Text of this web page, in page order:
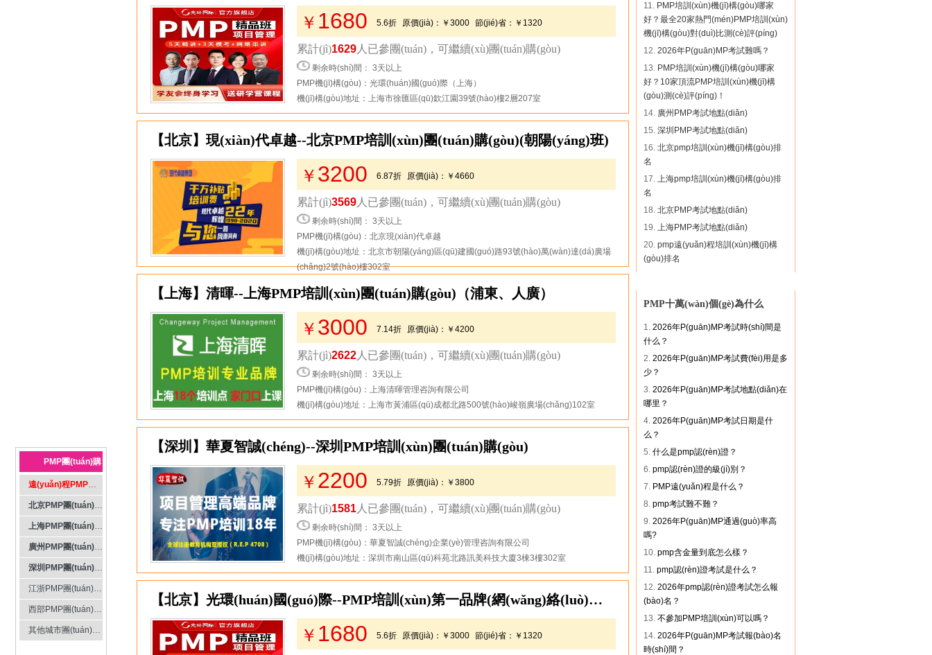
￥ 1680 5.6折 原價(jià)： ￥3000 節(jié)省： ￥1320
累計(jì)1629 人已參團(tuán)，可繼續(xù)團(tuán)購(gòu)
剩余時(shí)間： 3天以上
PMP機(jī)構(gòu)：光環(huán)國(guó)際（上海）
機(jī)構(gòu)地址：上海市徐匯區(qū)欽江園39號(hào)樓2層207室
6
【北京】現(xiàn)代卓越--北京PMP培訓(xùn)團(tuán)購(gòu)(朝陽(yáng)班)
￥ 3200 6.87折 原價(jià)： ￥4660
節(jié)省：￥1460
累計(jì)3569 人已參團(tuán)，可繼續(xù)團(tuán)購(gòu)
剩余時(shí)間： 3天以上
PMP機(jī)構(gòu)：北京現(xiàn)代卓越
機(jī)構(gòu)地址：北京市朝陽(yáng)區(qū)建國(guó)路93號(hào)萬(wàn)達(dá)廣場
(chǎng)2號(hào)樓302室
7
【上海】清暉--上海PMP培訓(xùn)團(tuán)購(gòu)（浦東、人廣）
￥ 3000 7.14折 原價(jià)： ￥4200
節(jié)省：￥1200
累計(jì)2622 人已參團(tuán)，可繼續(xù)團(tuán)購(gòu)
剩余時(shí)間： 3天以上
PMP機(jī)構(gòu)：上海清暉管理咨詢有限公司
機(jī)構(gòu)地址：上海市黃浦區(qū)成都北路500號(hào)峻嶺廣場(chǎng)102室
8
【深圳】華夏智誠(chéng)--深圳PMP培訓(xùn)團(tuán)購(gòu)
￥ 2200 5.79折 原價(jià)： ￥3800
節(jié)省：￥1600
累計(jì)1581 人已參團(tuán)，可繼續(xù)團(tuán)購(gòu)
剩余時(shí)間： 3天以上
PMP機(jī)構(gòu)：華夏智誠(chéng)企業(yè)管理咨詢有限公司
機(jī)構(gòu)地址：深圳市南山區(qū)科苑北路訊美科技大廈3棟3樓302室
9
【北京】光環(huán)國(guó)際--PMP培訓(xùn)第一品牌(網(wǎng)絡(luò)精品班)
￥ 1680 5.6折 原價(jià)： ￥3000 節(jié)省： ￥1320
王** 136****8532 團(tuán)購(gòu)光
環(huán)PMP
鞏** 136****9918 團(tuán)購(gòu)巨
龍PMP
劉** 183****1139 團(tuán)購(gòu)清
暉PMP
周** 159****6555 團(tuán)購(gòu)光
魏** 181****9561 團(tuán)購(gòu)卓
越PMP
張** 158****6284 團(tuán)購(gòu)光
環(huán)PMP
周** 137****8342 團(tuán)購(gòu)光
環(huán)PMP
龍PMP
黃** 162****1256 團(tuán)購(gòu)卓
越PMP
張** 139****1228 團(tuán)購(gòu)光
夏PMP
胡** 138****3664 團(tuán)購(gòu)卓
越PMP
程** 139****6295 團(tuán)購(gòu)光
環(huán)PMP
趙** 158****7037 團(tuán)購(gòu)清
李** 138****6031 團(tuán)購(gòu)光
環(huán)PMP
林** 185****9267 團(tuán)購(gòu)光
環(huán)PMP
林** 137****8961 團(tuán)購(gòu)清
暉PMP
環(huán)PMP
閆** 136****0923 團(tuán)購(gòu)時
(shí)代PMP
陳** 155****6891 團(tuán)購(gòu)巨
龍PMP
越PMP
駱** 181****2584 團(tuán)購(gòu)光
環(huán)PMP
沈** 158****2587 團(tuán)購(gòu)光
環(huán)PMP
張** 156****3269 團(tuán)購(gòu)卓
11. PMP培訓(xùn)機(jī)構(gòu)哪家
好？最全20家熱門(mén)PMP培訓(xùn)
機(jī)構(gòu)對(duì)比測(cè)評(píng)
12. 2026年P(guān)MP考試難嗎？
13. PMP培訓(xùn)機(jī)構(gòu)哪家
好？10家頂流PMP培訓(xùn)機(jī)構
(gòu)測(cè)評(píng)！
14. 廣州PMP考試地點(diǎn)
15. 深圳PMP考試地點(diǎn)
16. 北京pmp培訓(xùn)機(jī)構(gòu)排
名
17. 上海pmp培訓(xùn)機(jī)構(gòu)排
名
18. 北京PMP考試地點(diǎn)
19. 上海PMP考試地點(diǎn)
20. pmp遠(yuǎn)程培訓(xùn)機(jī)構
(gòu)排名
PMP十萬(wàn)個(gè)為什么
1. 2026年P(guān)MP考試時(shí)間是
什么？
2. 2026年P(guān)MP考試費(fèi)用是多
少？
3. 2026年P(guān)MP考試地點(diǎn)在
哪里？
4. 2026年P(guān)MP考試日期是什
么？
5. 什么是pmp認(rèn)證？
6. pmp認(rèn)證的級(jí)別？
7. PMP遠(yuǎn)程是什么？
8. pmp考試難不難？
9. 2026年P(guān)MP通過(guò)率高
嗎?
10. pmp含金量到底怎么樣？
11. pmp認(rèn)證考試是什么？
12. 2026年pmp認(rèn)證考試怎么報
(bào)名？
13. 不參加PMP培訓(xùn)可以嗎？
14. 2026年P(guān)MP考試報(bào)名
時(shí)間？
PMP團(tuán)購
(gòu)導(dǎo)航
遠(yuǎn)程PMP團(tuán)購(gòu)
北京PMP團(tuán)購(gòu)
上海PMP團(tuán)購(gòu)
廣州PMP團(tuán)購(gòu)
深圳PMP團(tuán)購(gòu)
江浙PMP團(tuán)購(gòu)
西部PMP團(tuán)購(gòu)
其他城市團(tuán)購(gòu)